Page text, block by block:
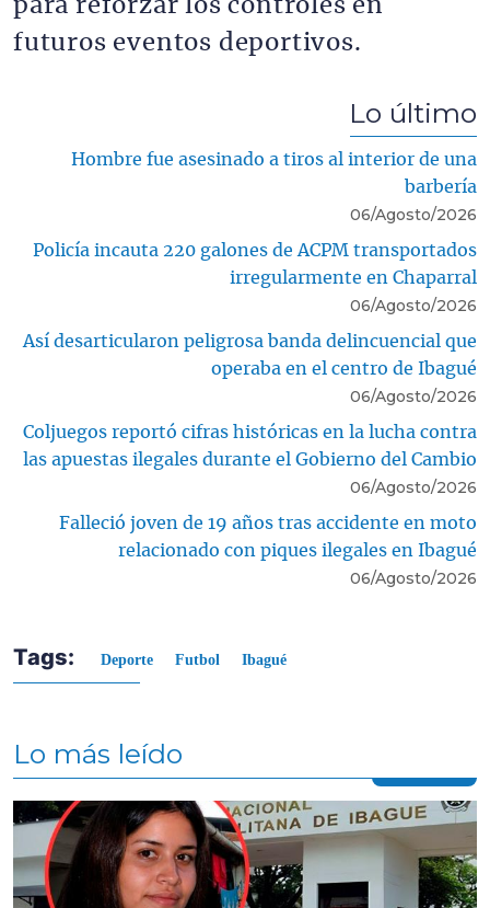
para reforzar los controles en
futuros eventos deportivos.
Lo último
Hombre fue asesinado a tiros al interior de una
barbería
06/Agosto/2026
Policía incauta 220 galones de ACPM transportados
irregularmente en Chaparral
06/Agosto/2026
Así desarticularon peligrosa banda delincuencial que
operaba en el centro de Ibagué
06/Agosto/2026
Coljuegos reportó cifras históricas en la lucha contra
las apuestas ilegales durante el Gobierno del Cambio
06/Agosto/2026
Falleció joven de 19 años tras accidente en moto
relacionado con piques ilegales en Ibagué
06/Agosto/2026
Tags: Deporte Futbol Ibagué
Lo más leído
Contenido multimedia principal